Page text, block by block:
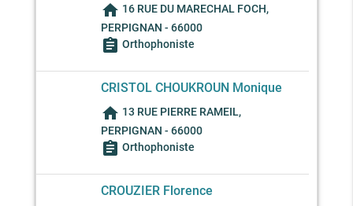
home 16 RUE DU MARECHAL FOCH,
PERPIGNAN - 66000
assignment Orthophoniste
CRISTOL CHOUKROUN Monique
home 13 RUE PIERRE RAMEIL,
PERPIGNAN - 66000
assignment Orthophoniste
CROUZIER Florence